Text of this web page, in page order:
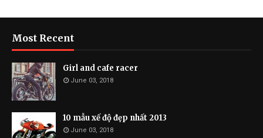
Most Recent
Girl and cafe racer
June 03, 2018
10 mẫu xế độ đẹp nhất 2013
June 03, 2018